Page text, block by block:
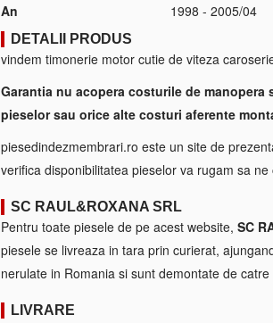
An
1998 - 2005/04
DETALII PRODUS
vindem timonerie motor cutie de viteza
Garantia nu acopera costurile de manopera
pieselor sau orice alte costuri aferente
piesedindezmembrari.ro este un site de
verifica disponibilitatea pieselor va rugam sa
SC RAUL&ROXANA SRL
Pentru toate piesele de pe acest website, SC
piesele se livreaza in tara prin curierat,
nerulate in Romania si sunt demontate de
LIVRARE